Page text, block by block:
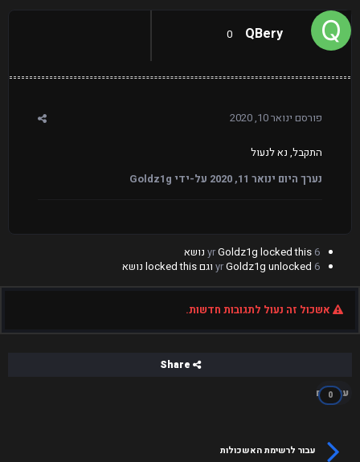
QBery
0
פורסם ינואר 10, 2020
התקבל, נא לנעול
נערך היום ינואר 11, 2020 על-ידי Goldz1g
6 yr
Goldz1g locked this נושא
6 yr
Goldz1g unlocked וגם locked this נושא
אשכול זה נעול לתגובות חדשות.
עוקבים
0
עבור לרשימת האשכולות